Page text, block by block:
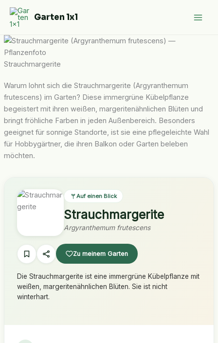
Zum
Inhalt
springen
Garten 1x1
Strauchmargerite
Warum lohnt sich die Strauchmargerite (Argyranthemum
frutescens) im Garten? Diese immergrüne Kübelpflanze
begeistert mit ihren weißen, margeritenähnlichen Blüten und
bringt fröhliche Farben in jeden Außenbereich. Besonders
geeignet für sonnige Standorte, ist sie eine pflegeleichte Wahl
für Hobbygärtner, die ihren Balkon oder Garten beleben
möchten.
Auf einen Blick
Strauchmargerite
Argyranthemum frutescens
Zu meinem Garten
Die Strauchmargerite ist eine immergrüne Kübelpflanze mit
weißen, margeritenähnlichen Blüten. Sie ist nicht
winterhart.